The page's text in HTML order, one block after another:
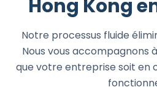
Hong Kong
Notre processus fluide
Nous vous accompagnons
que votre entreprise soit